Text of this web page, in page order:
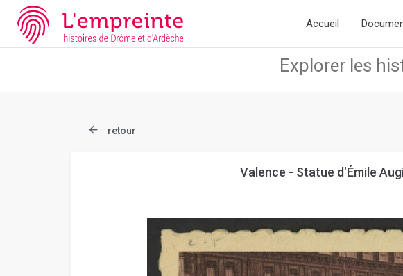
Array ( [slug] => document [ref] => B263626101_CP1509 )
Accueil
retour
Valence - Statue d'Émile